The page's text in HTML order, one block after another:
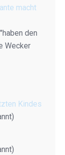
macht
den
Wecker
Kindes